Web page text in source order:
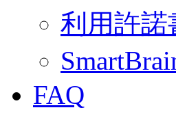
利用許諾
FAQ